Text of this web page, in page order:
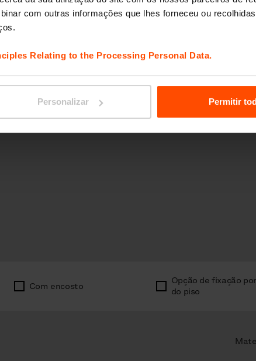
com outras informações que lhes forneceu ou
Relating to the Processing Personal Data.
Personalizar Permitir
Com encosto
Opção de fixação
do piso